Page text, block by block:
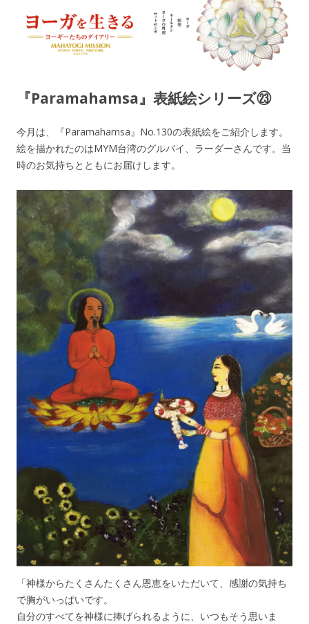
ヨーガを生きる — MAHAYOGI
MISSION ブログ
『Paramahamsa』表紙絵シリーズ㉓
今月は、『Paramahamsa』No.130の表紙絵をご紹介します。
絵を描かれたのはMYM台湾のグルバイ、ラーダーさんです。当
時のお気持ちとともにお届けします。
「神様からたくさんたくさん恩恵をいただいて、感謝の気持ち
で胸がいっぱいです。
自分のすべてを神様に捧げられるように、いつもそう思いま